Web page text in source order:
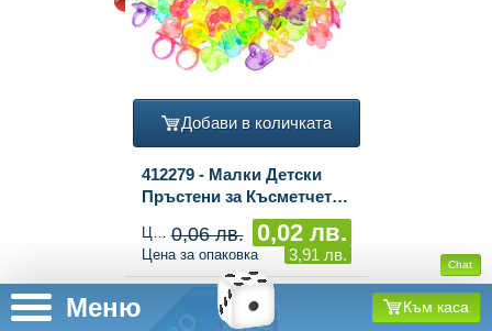
Chat
Меню Към каса
Добави в количката
412279 - Малки Детски
Пръстени за Късметчета
0,06 лв. 0,02 лв.
Цена за опаковка 3,91 лв.